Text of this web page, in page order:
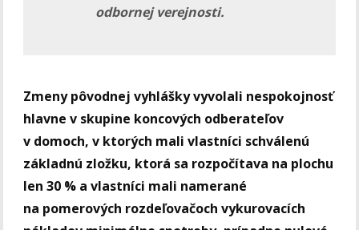
odbornej verejnosti.
Zmeny pôvodnej vyhlášky vyvolali nespokojnosť
hlavne v skupine koncových odberateľov
v domoch, v ktorých mali vlastníci schválenú
základnú zložku, ktorá sa rozpočítava na plochu
len 30 % a vlastníci mali namerané
na pomerových rozdeľovačoch vykurovacích